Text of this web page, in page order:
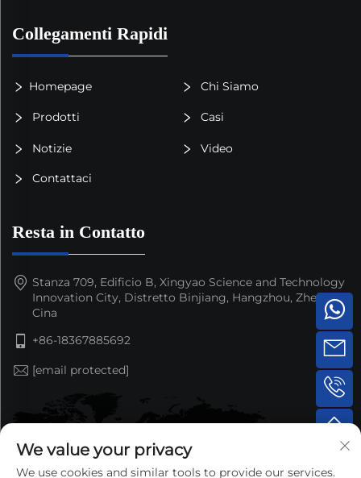
Collegamenti Rapidi
Homepage Chi Siamo
Prodotti Casi
Notizie Video
Contattaci
Resta in Contatto
Stanza 709, Edificio B, Xingyao Science and Technology
Innovation City, Distretto Binjiang, Hangzhou, Zhejiang,
Cina
+86-18367885692
[email protected]
We value your privacy
We use cookies and similar tools to provide our services.